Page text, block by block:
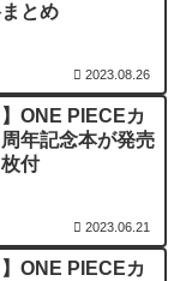
とめ
2023.08.26
ONE PIECEカ
年記念本が発売
付
2023.06.21
ONE PIECEカ